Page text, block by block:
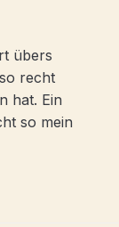
übers
recht
hat. Ein
so mein